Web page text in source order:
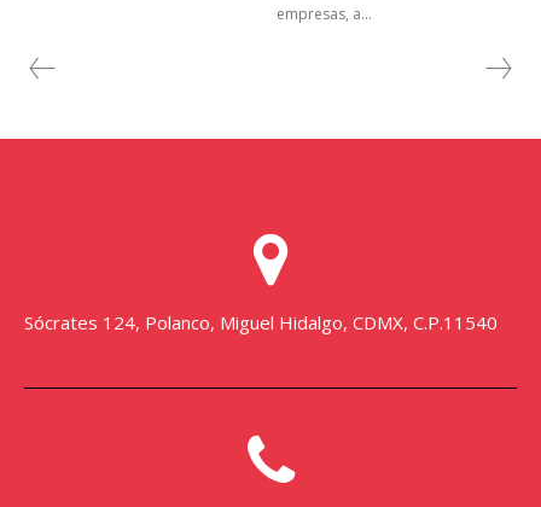
empresas, a...
Sócrates 124, Polanco, Miguel Hidalgo, CDMX, C.P.11540